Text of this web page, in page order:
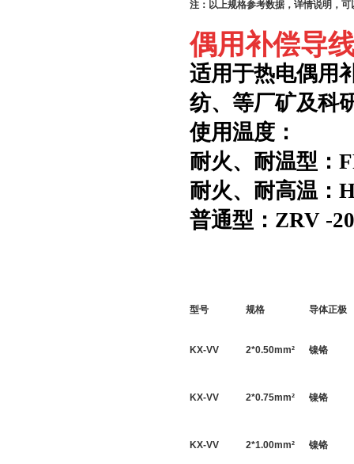
注：以上规格参考数据，详情说明，可
偶用补偿导
适用于热电偶用
纺、等厂矿及科
使用温度：
耐火、耐温型：
耐火、耐高温：
普通型： ZRV -
型号 规格 导体正极
KX-VV 2*0.50mm² 镍铬
KX-VV 2*0.75mm² 镍铬
KX-VV 2*1.00mm² 镍铬